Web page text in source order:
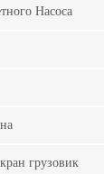
Насоса
грузовик